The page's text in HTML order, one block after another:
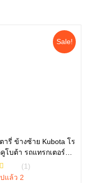
Sale!
ารี่ ข้างซ้าย Kubota โร
โบต้า รถแทรกเตอร์คู
น L3608 L4018
54163
(1)
แล้ว 2
หยิบใส่ตะกร้า